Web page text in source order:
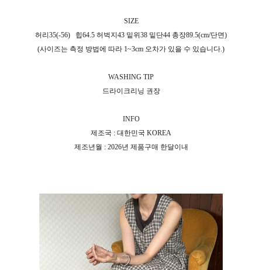
SIZE
허리35(-56)
힙64.5 허벅지43 밑위38 밑단44 총장89.5(cm/단면)
(사이즈는 측정 방법에 따라 1~3cm 오차가 있을 수 있습니다.)
WASHING TIP
드라이크리닝 권장
INFO
제조국 : 대한민국 KOREA
제조년월 : 2026년 제품구매 한달이내